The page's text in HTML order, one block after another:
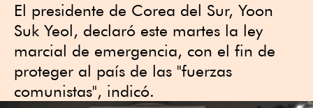
El presidente de Corea del Sur, Yoon
Suk Yeol, declaró este martes la ley
marcial de emergencia, con el fin de
proteger al país de las "fuerzas
comunistas", indicó.